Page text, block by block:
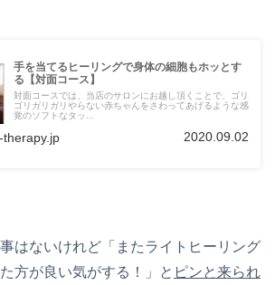
手を当てるヒーリングで身体の細胞もホッとす
る【対面コース】
対面コースでは、当店のサロンにお越し頂くことで、ゴリ
ゴリガリガリやらない赤ちゃんをさわってあげるような感
覚のソフトなタッ...
therapy.jp 2020.09.02
はないけれど「またライトヒーリング
方が良い気がする！」と ピンと来られ